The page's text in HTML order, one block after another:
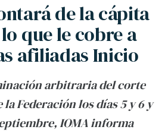
de la cápita
lo que le cobre a
afiliadas Inicio
arbitraria del corte
Federación los días 5 y 6 y
IOMA informa